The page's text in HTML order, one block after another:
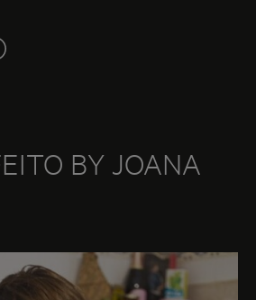
BY JOANA